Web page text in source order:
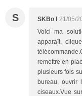
S SKBo l 21/05/
Voici ma
apparaît,
remettre en
plusieurs fois
bureau, ouvrir
ciseaux.Vue